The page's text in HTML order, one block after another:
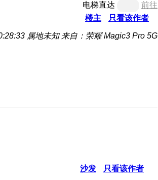
电梯直达
前往
楼主
只看该作者
属地未知 来自：荣耀 Magic3 Pro 5G
沙发 只看该作者